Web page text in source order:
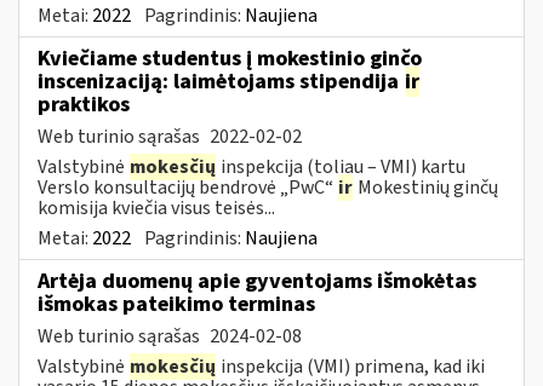
Metai: 2022 Pagrindinis: Naujiena
Kviečiame studentus į mokestinio ginčo
inscenizaciją: laimėtojams stipendija ir
praktikos
Web turinio sąrašas 2022-02-02
Valstybinė mokesčių inspekcija (toliau – VMI) kartu
Verslo konsultacijų bendrovė „PwC“ ir Mokestinių ginčų
komisija kviečia visus teisės...
Metai: 2022 Pagrindinis: Naujiena
Artėja duomenų apie gyventojams išmokėtas
išmokas pateikimo terminas
Web turinio sąrašas 2024-02-08
Valstybinė mokesčių inspekcija (VMI) primena, kad iki